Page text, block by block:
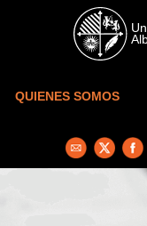
Skip to main content
QUIENES SOMOS